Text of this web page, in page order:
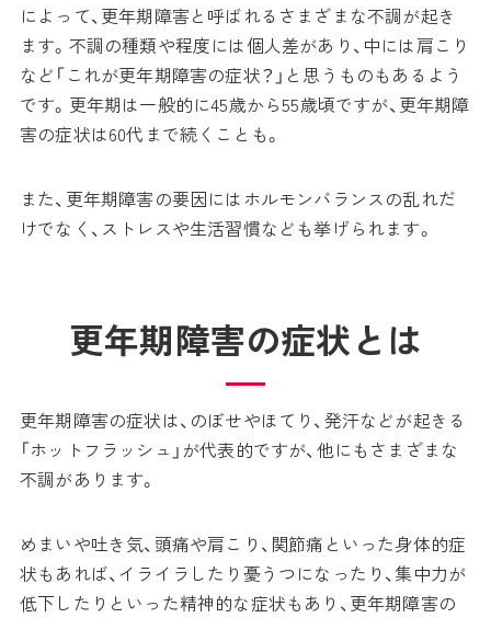
によって、更年期障害と呼ばれるさまざまな不調が起き
ます。不調の種類や程度には個人差があり、中には肩こり
など「これが更年期障害の症状？」と思うものもあるよう
です。更年期は一般的に45歳から55歳頃ですが、更年期障
害の症状は60代まで続くことも。
また、更年期障害の要因にはホルモンバランスの乱れだ
けでなく、ストレスや生活習慣なども挙げられます。
更年期障害の症状とは
更年期障害の症状は、のぼせやほてり、発汗などが起きる
「ホットフラッシュ」が代表的ですが、他にもさまざまな
不調があります。
めまいや吐き気、頭痛や肩こり、関節痛といった身体的症
状もあれば、イライラしたり憂うつになったり、集中力が
低下したりといった精神的な症状もあり、更年期障害の